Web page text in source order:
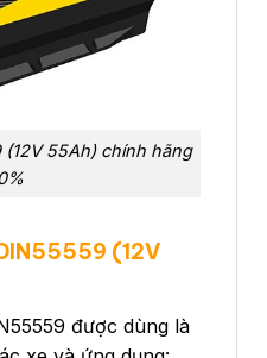
55Ah) chính hãng
(12V
được dùng là